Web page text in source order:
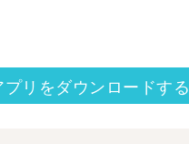
プリをダウンロードする